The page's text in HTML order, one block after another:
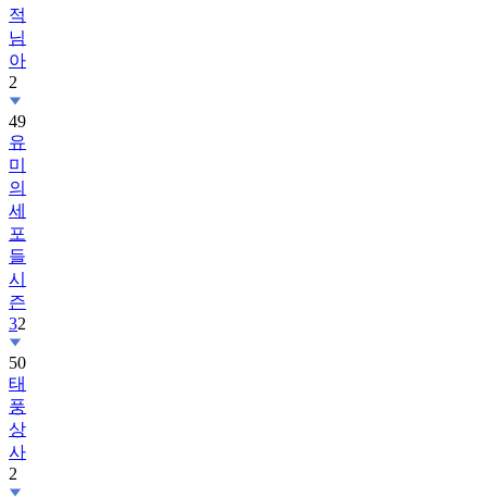
적
님
아
2
49
유
미
의
세
포
들
시
즌
32
50
태
풍
상
사
2